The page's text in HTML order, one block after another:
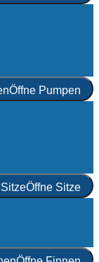
Öffne Pumpen
Öffne Sitze